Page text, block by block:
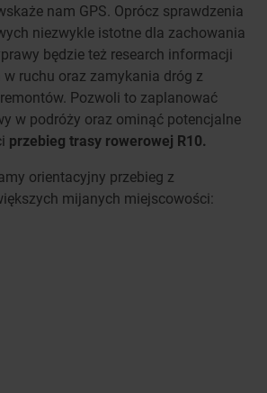
nam GPS. Oprócz sprawdzenia
niezwykle istotne dla zachowania
będzie też research informacji
ruchu oraz zamykania dróg z
Pozwoli to zaplanować
w podróży oraz ominąć potencjalne
przebieg trasy rowerowej R10.
orientacyjny przebieg z
mijanych miejscowości: